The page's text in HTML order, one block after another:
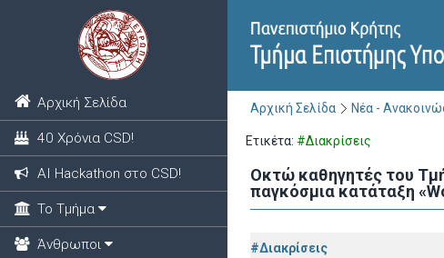
Αρχική Σελίδα
40 Χρόνια CSD!
ΑΙ Hackathon στο CSD!
Το Τμήμα
Άνθρωποι
Αρχική Σελίδα Νέα -
Ετικέτα: #Διακρίσεις
Οκτώ καθηγητές του
παγκόσμια κατάταξη
#Διακρίσεις